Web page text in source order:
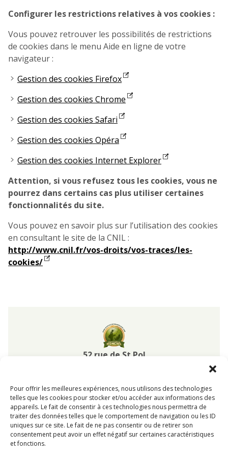
Pour offrir les meilleures expériences, nous utilisons des technologies
telles que les cookies pour stocker et/ou accéder aux informations des
appareils. Le fait de consentir à ces technologies nous permettra de
traiter des données telles que le comportement de navigation ou les ID
uniques sur ce site. Le fait de ne pas consentir ou de retirer son
consentement peut avoir un effet négatif sur certaines caractéristiques
et fonctions.
Configurer les restrictions relatives à vos cookies :
Vous pouvez retrouver les possibilités de restrictions
de cookies dans le menu Aide en ligne de votre
navigateur :
Gestion des cookies Firefox
Gestion des cookies Chrome
Gestion des cookies Safari
Gestion des cookies Opéra
Gestion des cookies Internet Explorer
Attention, si vous refusez tous les cookies, vous ne
pourrez dans certains cas plus utiliser certaines
fonctionnalités du site.
Vous pouvez en savoir plus sur l’utilisation des cookies
en consultant le site de la CNIL :
http://www.cnil.fr/vos-droits/vos-traces/les-
cookies/
Pisciculture
de
Monchel
52 rue de St Pol
03 21 47 94 95
reservation@pisciculturedemonchel.com
©Copyright